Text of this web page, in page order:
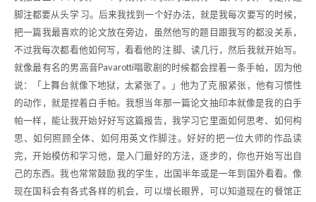
脚注都要从头学 习。后来我找到一个好办法，就是我每次要写的时候，
把一篇我最喜欢的论文放在旁边，虽然他写的题目跟我写的都没关系，
不过我每次都看他如何写，看看他的注 脚、读几行，然后我就开始写。
就像最有名的男高音Pavarotti唱歌剧的时候都会捏着一条手帕，因为他
说：「上舞台就像下地狱，太紧张了。」他为了克 服紧张，他有习惯性
的动作，就是捏着白手帕。我想当年那一篇论文抽印本就像是我的白手
帕一样，能让我开始好好写这篇报告，我学习它里面如何思考、如何构
思、如何照顾全体、如何用英文作脚注。好好的把一位大师的作品读
完，开始模仿和学习他，是入门最好的方法，逐步的，你也开始写出自
己的东西。我也常常鼓励 我的学生，出国半年或是一年到国外看看。像
现在国科会有各式各样的机会，可以增长眼界，可以知道现在的餐馆正